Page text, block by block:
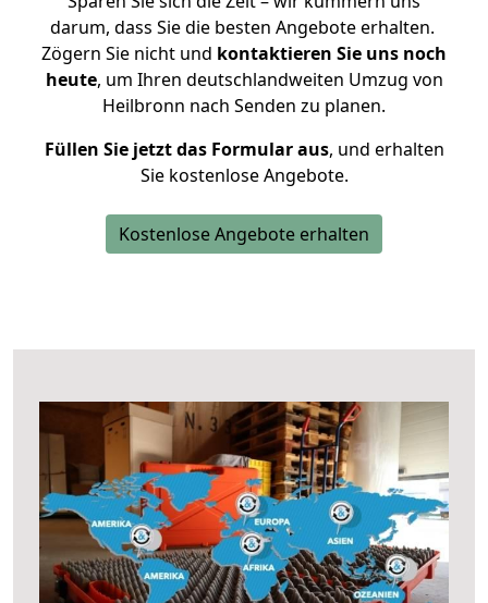
darum, dass Sie die besten Angebote erhalten.
Zögern Sie nicht und kontaktieren Sie uns noch
heute, um Ihren deutschlandweiten Umzug von
Heilbronn nach Senden zu planen.
Füllen Sie jetzt das Formular aus, und erhalten
Sie kostenlose Angebote.
Kostenlose Angebote erhalten